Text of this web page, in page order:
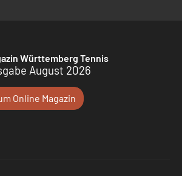
Württemberg Tennis
August 2026
Online Magazin